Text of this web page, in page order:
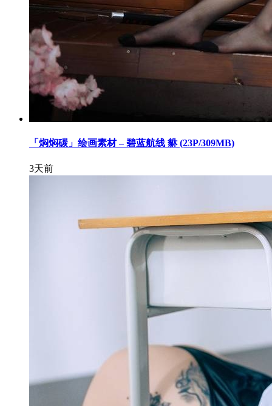
「焖焖碳」绘画素材 – 碧蓝航线 貅 (23P/309MB)
3天前